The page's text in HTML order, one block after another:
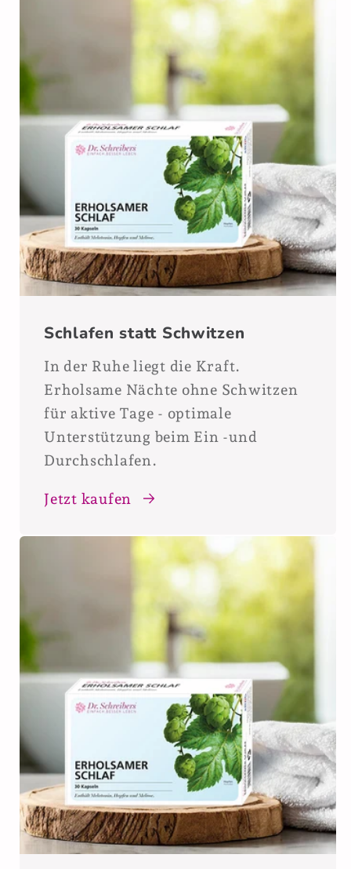
Schlafen statt Schwitzen
In der Ruhe liegt die Kraft.
Erholsame Nächte ohne Schwitzen
für aktive Tage - optimale
Unterstützung beim Ein -und
Durchschlafen.
Jetzt kaufen